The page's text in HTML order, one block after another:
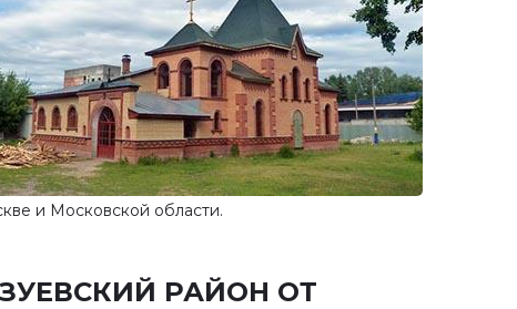
и Московской области.
РАЙОН ОТ